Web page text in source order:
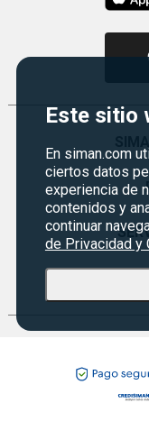
Este sitio
En siman.com
ciertos datos
experiencia de
contenidos y
continuar
de Privacidad y
Política